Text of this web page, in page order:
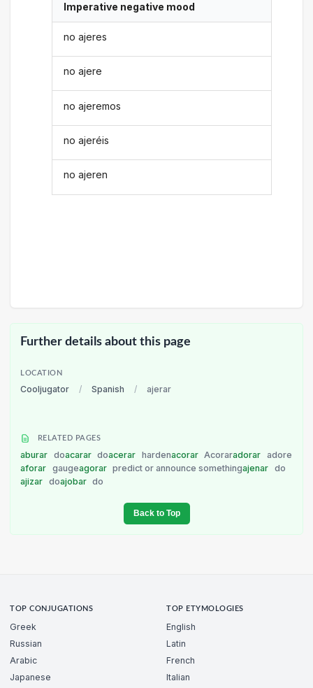
Imperative negative mood
no ajeres
no ajere
no ajeremos
no ajeréis
no ajeren
Further details about this page
LOCATION
Cooljugator / Spanish / ajerar
RELATED PAGES
aburar doacarar doacerar hardenacorar Acoraradorar adore
aforar gaugeagorar predict or announce somethingajenar do
ajizar doajobar do
Back to Top
TOP CONJUGATIONS
Greek
Russian
Arabic
Japanese
TOP ETYMOLOGIES
English
Latin
French
Italian